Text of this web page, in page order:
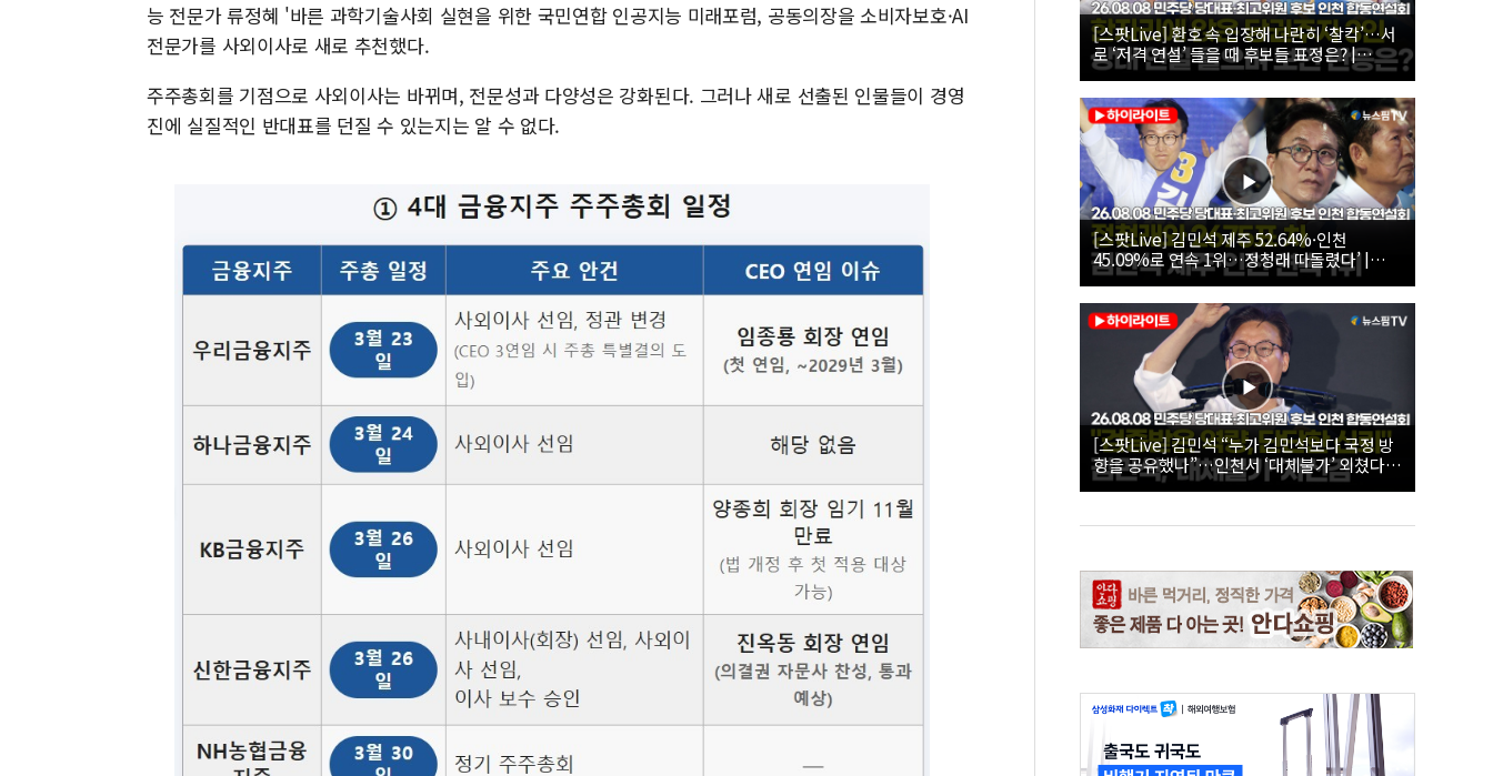
능 전문가 류정혜 '바른 과학기술사회 실현을 위한 국민연합 인공지능 미래포럼, 공동의장을 소비자보호·AI
전문가를 사외이사로 새로 추천했다.
주주총회를 기점으로 사외이사는 바뀌며, 전문성과 다양성은 강화된다. 그러나 새로 선출된 인물들이 경영
진에 실질적인 반대표를 던질 수 있는지는 알 수 없다.
[스팟Live] 환호 속 입장해 나란히 ‘찰칵’…서
로 ‘저격 연설’ 들을 때 후보들 표정은? |
26.08.08 더불어민주당 당대표·최고위원 후
보 인천 합동연설회
[스팟Live] 김민석 제주 52.64%·인천
45.09%로 연속 1위…정청래 따돌렸다’ |
26.08.08 더불어민주당 당대표·최고위원 후
보 인천 합동연설회
[스팟Live] 김민석 “누가 김민석보다 국정 방
향을 공유했나”…인천서 ‘대체불가’ 외쳤다 |
26.08.08 더불어민주당 당대표·최고위원 후